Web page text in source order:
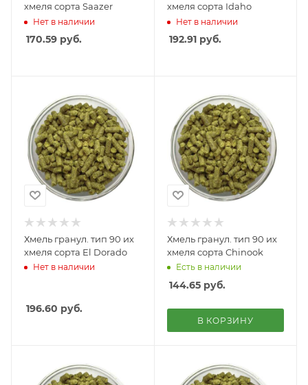
хмеля сорта Saazer
Нет в наличии
170.59 руб.
хмеля сорта Idaho
Нет в наличии
192.91руб.
Хмель гранул. тип 90 их
хмеля сорта El Dorado
Нет в наличии
196.60 руб.
Хмель гранул. тип 90 их
хмеля сорта Chinook
Есть в наличии
144.65руб.
В КОРЗИНУ